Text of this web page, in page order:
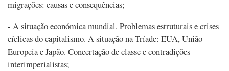
migrações: causas e consequências;
- A situação económica mundial. Problemas estruturais e crises
cíclicas do capitalismo. A situação na Tríade: EUA, União
Europeia e Japão. Concertação de classe e contradições
interimperialistas;